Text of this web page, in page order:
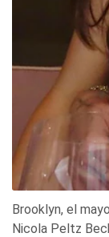
Brooklyn, el
Nicola Peltz